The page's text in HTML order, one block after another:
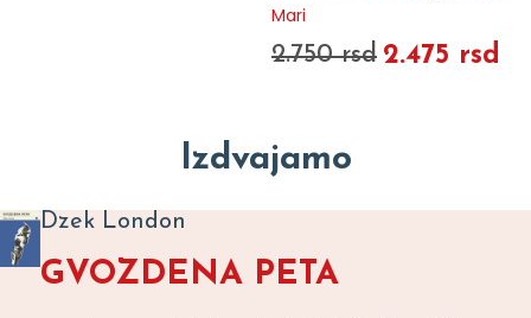
Mari
2.750 rsd 2.475 rsd
Izdvajamo
Dzek London
GVOZDENA PETA